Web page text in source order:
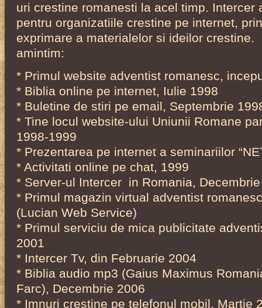
uri crestine romanesti la acel timp. Intercer
pentru organizatiile crestine pe internet,
exprimare a materialelor si ideilor crestine.
amintim:
* Primul website adventist romanesc,
* Biblia online pe internet, Iulie 1998
* Buletine de stiri pe email, Septembrie
* Tine locul website-ului Uniunii Romane
1998-1999
* Prezentarea pe internet a seminariilor
* Activitati online pe chat, 1999
* Server-ul Intercer in Romania,
* Primul magazin virtual adventist
(Lucian Web Service)
* Primul serviciu de mica publicitate
2001
* Intercer Tv, din Februarie 2004
* Biblia audio mp3 (Gaius Maximus
Farc), Decembrie 2006
* Imnuri crestine pe telefonul mobil, Martie